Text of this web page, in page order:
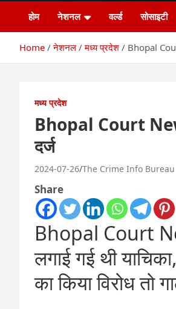
होम नेशनल वर्ल्ड सोसाइटी
Home नेशनल मध्य प्रदेश Bhopal
मध्य प्रदेश
Bhopal Court
दर्ज
2024-07-26 The Crime Info Bureau
Share
Bhopal Court
लगाई गई थी
का किया विरोध